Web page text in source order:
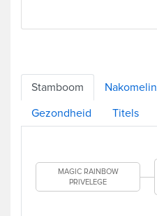
Stamboom
Gezondheid Titels
MAGIC RAINBOW
PRIVELEGE